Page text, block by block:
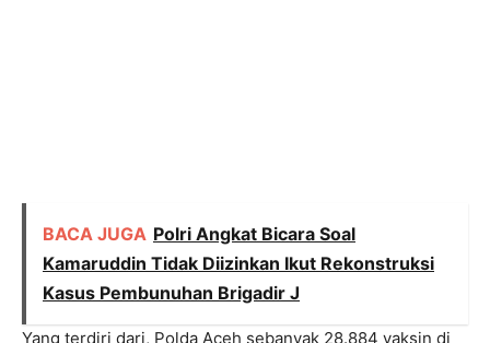
BACA JUGA Polri Angkat Bicara Soal
Kamaruddin Tidak Diizinkan Ikut Rekonstruksi
Kasus Pembunuhan Brigadir J
Yang terdiri dari, Polda Aceh sebanyak 28.884 vaksin di